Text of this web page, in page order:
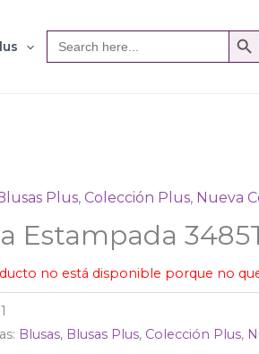
Search
for:
SEARCH
Plus,Colección Plus, Nueva
Estampada
no está disponible porque no
Blusas, Blusas Plus, Colección Plus,